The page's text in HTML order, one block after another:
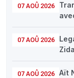
07 AOÛ 2026
07 AOÛ 2026
07 AOÛ 2026 Aït